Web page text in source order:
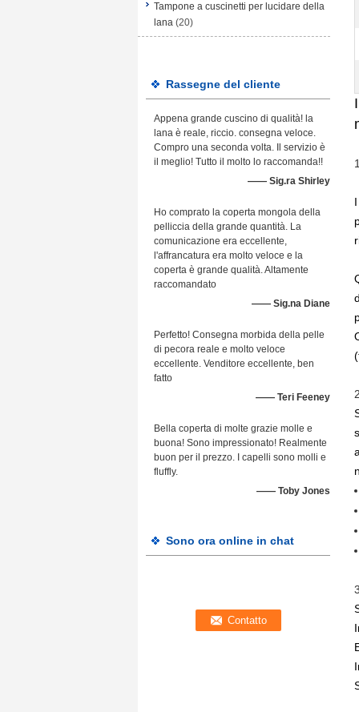
Tampone a cuscinetti per lucidare della
lana (20)
Rassegne del cliente
Appena grande cuscino di qualità! la
lana è reale, riccio. consegna veloce.
Compro una seconda volta. Il servizio è
il meglio! Tutto il molto lo raccomanda!!
—— Sig.ra Shirley
Ho comprato la coperta mongola della
pelliccia della grande quantità. La
comunicazione era eccellente,
l'affrancatura era molto veloce e la
coperta è grande qualità. Altamente
raccomandato
—— Sig.na Diane
Perfetto! Consegna morbida della pelle
di pecora reale e molto veloce
eccellente. Venditore eccellente, ben
fatto
—— Teri Feeney
Bella coperta di molte grazie molle e
buona! Sono impressionato! Realmente
buon per il prezzo. I capelli sono molli e
fluffly.
—— Toby Jones
Sono ora online in chat